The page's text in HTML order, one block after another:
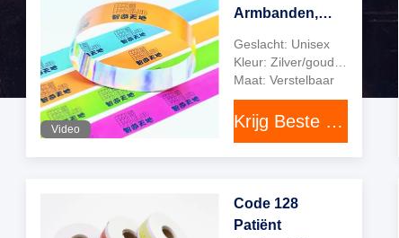
Marvel
events, etc
Gediende klanten
Video
Armbanden,
gepersonaliseerde
Sparkle
Armbanden
Geslacht: Unisex
Maat: Verstelbaar
Krijg Beste Prijs
Code 128
Patiënt